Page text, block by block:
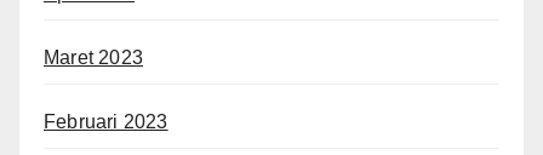
Maret 2023
Februari 2023